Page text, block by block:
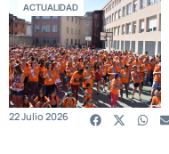
ACTUALIDAD
22 Julio 2026